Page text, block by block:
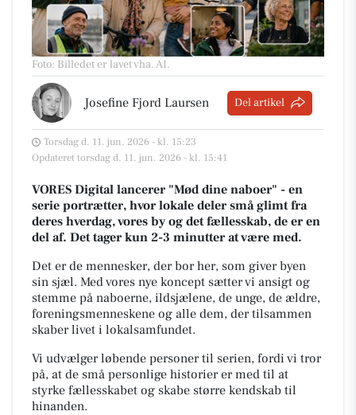
Foto: Billedet er lavet vha. AI.
Josefine Fjord Laursen Del artikel
Torsdag d. 11. jun. 2026 - kl. 15:23
Opdateret torsdag d. 11. jun. 2026 - kl. 15:41
VORES Digital lancerer "Mød dine naboer" - en
serie portrætter, hvor lokale deler små glimt fra
deres hverdag, vores by og det fællesskab, de er en
del af. Det tager kun 2-3 minutter at være med.
Det er de mennesker, der bor her, som giver byen
sin sjæl. Med vores nye koncept sætter vi ansigt og
stemme på naboerne, ildsjælene, de unge, de ældre,
foreningsmenneskene og alle dem, der tilsammen
skaber livet i lokalsamfundet.
Vi udvælger løbende personer til serien, fordi vi tror
på, at de små personlige historier er med til at
styrke fællesskabet og skabe større kendskab til
hinanden.